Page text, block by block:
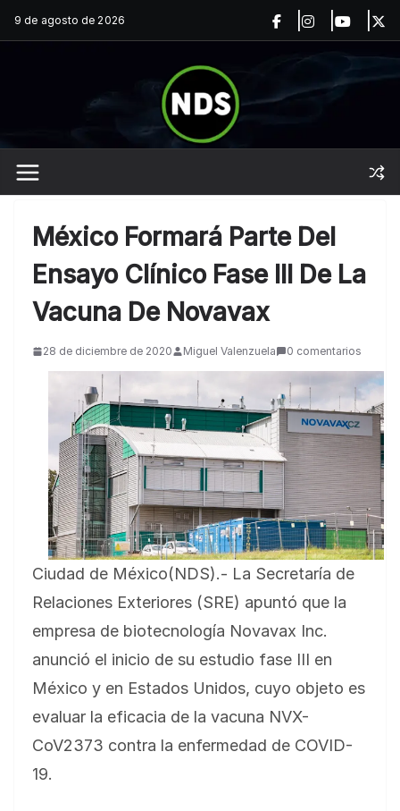
Saltar
al
9 de agosto de 2026
México Formará Parte Del
Ensayo Clínico Fase III De La
Vacuna De Novavax
28 de diciembre de 2020 Miguel Valenzuela 0 comentarios
Ciudad de México(NDS).- La Secretaría de
Relaciones Exteriores (SRE) apuntó que la
empresa de biotecnología Novavax Inc.
anunció el inicio de su estudio fase III en
México y en Estados Unidos, cuyo objeto es
evaluar la eficacia de la vacuna NVX-
CoV2373 contra la enfermedad de COVID-
19.